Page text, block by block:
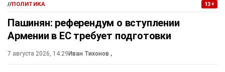
//ПОЛИТИКА 13+
Пашинян: референдум о вступлении
Армении в ЕС требует подготовки
7 августа 2026, 14:29Иван Тихонов ,